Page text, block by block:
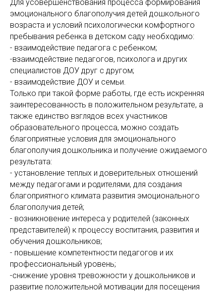
Для усовершенствования процесса формирования
эмоционального благополучия детей дошкольного
возраста и условий психологически комфортного
пребывания ребенка в детском саду необходимо:
- взаимодействие педагога с ребенком;
-взаимодействие педагогов, психолога и других
специалистов ДОУ друг с другом;
- взаимодействие ДОУ и семьи.
Только при такой форме работы, где есть искренняя
заинтересованность в положительном результате, а
также единство взглядов всех участников
образовательного процесса, можно создать
благоприятные условия для эмоционального
благополучия дошкольника и получение ожидаемого
результата:
- установление теплых и доверительных отношений
между педагогами и родителями, для создания
благоприятного климата развития эмоционального
благополучия детей;
- возникновение интереса у родителей (законных
представителей) к процессу воспитания, развития и
обучения дошкольников;
- повышение компетентности педагогов и их
профессиональный уровень;
-снижение уровня тревожности у дошкольников и
развитие положительной мотивации для посещения